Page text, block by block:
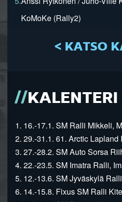
KoMoKe (Rally2)
< KATSO
1. 16.-17.1. SM Ralli Mikkeli,
2. 29.-31.1. 61. Arctic Lapland
3. 27.-28.2. SM Auto Sorsa
4. 22.-23.5. SM Imatra Ralli,
5. 12.-13.6. SM Jyväskylä
6. 14.-15.8. Fixus SM Ralli